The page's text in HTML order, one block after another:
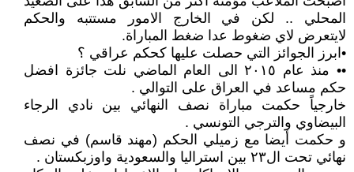
المحلي .. لكن في الخارج الامور مستتبه والحكم
لايتعرض لاي ضغوط عدا ضغط المباراة.
•ابرز الجوائز التي حصلت عليها كحكم عراقي ؟
•• منذ عام ٢٠١٥ الى العام الماضي نلت جائزة افضل
حكم مساعد في العراق على التوالي .
خارجياً حكمت مباراة نصف النهائي بين نادي الرجاء
البيضاوي والترجي التونسي .
و حكمت أيضا مع زميلي الحكم (مهند قاسم) في نصف
نهائي تحت ال٢٣ بين استراليا والسعودية واوزبكستان .